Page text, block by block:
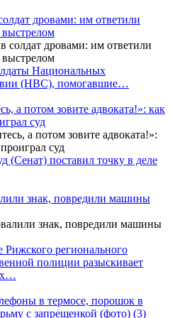
дровами: им ответили
выстрелом
Национальных
(НВС), помогавшие…
а потом зовите адвоката!»: как
суд
(Сенат) поставил точку в деле
знак, повредили машины
Рижского регионального
полиции разыскивает
в термосе, порошок в
с запрещенкой (фото) (3)